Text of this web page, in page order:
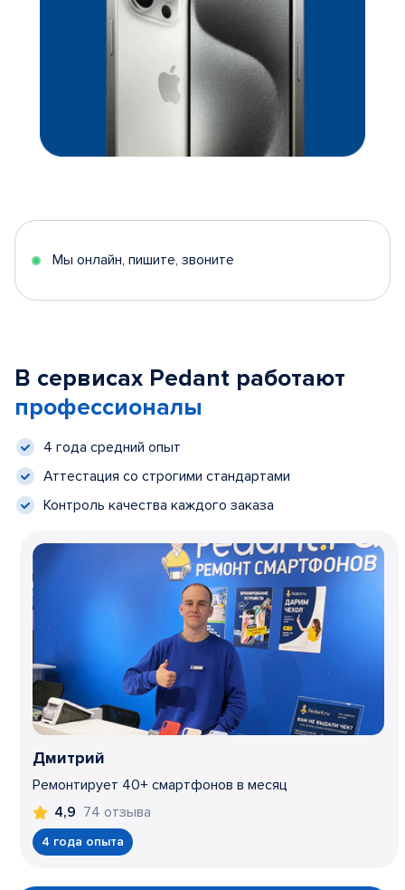
Мы онлайн, пишите, звоните
В сервисах Pedant работают
профессионалы
4 года средний опыт
Аттестация со строгими стандартами
Контроль качества каждого заказа
Дмитрий
Ремонтирует 40+ смартфонов в месяц
4,9 74 отзыва
4 года опыта